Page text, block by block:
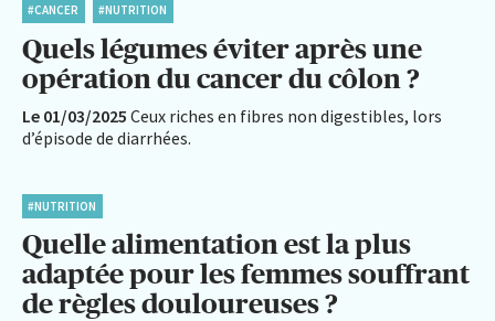
#CANCER #NUTRITION
Quels légumes éviter après une
opération du cancer du côlon ?
Le 01/03/2025 Ceux riches en fibres non digestibles, lors
d’épisode de diarrhées.
#NUTRITION
Quelle alimentation est la plus
adaptée pour les femmes souffrant
de règles douloureuses ?